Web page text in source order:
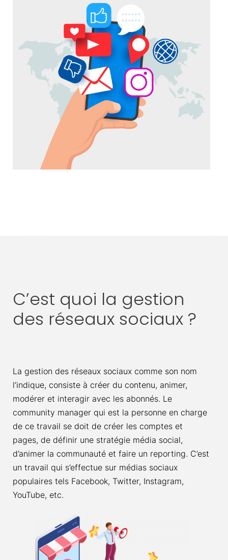
C’est quoi la gestion
des réseaux sociaux ?
La gestion des réseaux sociaux comme son nom
l’indique, consiste à créer du contenu, animer,
modérer et interagir avec les abonnés. Le
community manager qui est la personne en charge
de ce travail se doit de créer les comptes et
pages, de définir une stratégie média social,
d’animer la communauté et faire un reporting. C’est
un travail qui s’effectue sur médias sociaux
populaires tels Facebook, Twitter, Instagram,
YouTube, etc.